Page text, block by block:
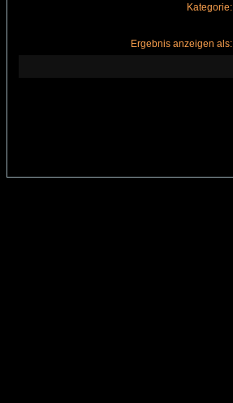
Kategorie:
Ergebnis anzeigen als: